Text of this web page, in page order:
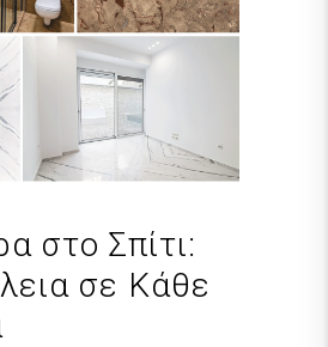
στο Σπίτι:
σε Κάθε